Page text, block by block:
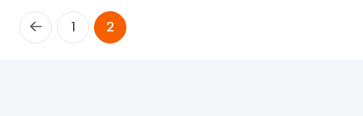
1 2